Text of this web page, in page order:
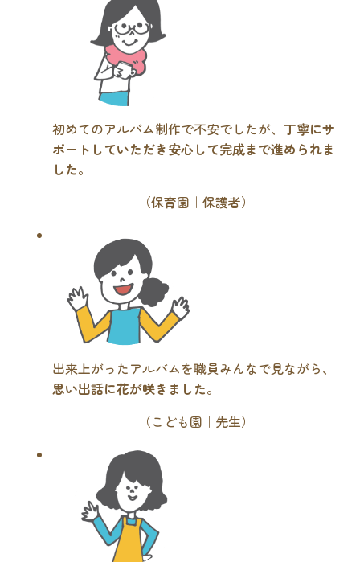
初めてのアルバム制作で不安でしたが、丁寧にサ
ポートしていただき安心して完成まで進められま
した。
（保育園｜保護者）
出来上がったアルバムを職員みんなで見ながら、
思い出話に花が咲きました。
（こども園｜先生）